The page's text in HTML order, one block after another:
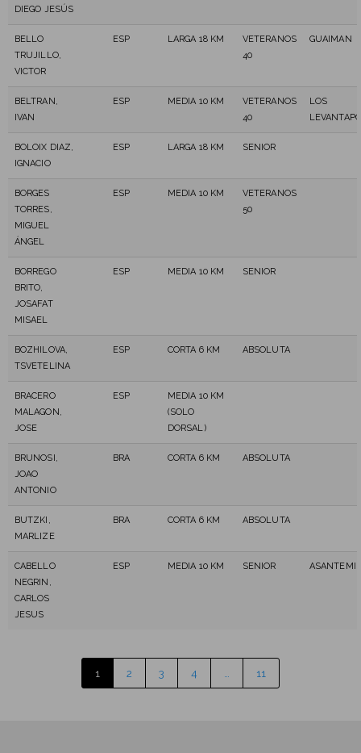
DIEGO JESÚS
BELLO
TRUJILLO,
VICTOR
ESP LARGA 18 KM
VETERANOS
40
GUAIMAN
BELTRAN,
IVAN
ESP MEDIA 10 KM
VETERANOS
40
LOS
BOLOIX DIAZ,
IGNACIO
ESP LARGA 18 KM SENIOR
BORGES
TORRES,
MIGUEL
ÁNGEL
ESP MEDIA 10 KM
VETERANOS
50
BORREGO
BRITO,
JOSAFAT
MISAEL
ESP MEDIA 10 KM SENIOR
BOZHILOVA,
TSVETELINA
ESP CORTA 6 KM ABSOLUTA
BRACERO
MALAGON,
JOSE
ESP
MEDIA 10 KM
(SOLO
DORSAL)
BRUNOSI,
JOAO
ANTONIO
BRA CORTA 6 KM ABSOLUTA
BUTZKI,
MARLIZE
BRA CORTA 6 KM ABSOLUTA
CABELLO
NEGRIN,
CARLOS
JESUS
ESP MEDIA 10 KM SENIOR
1 2 3 4 11